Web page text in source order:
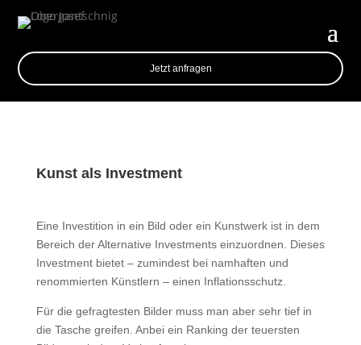
Jetzt anfragen
Kunst als Investment
Eine Investition in ein Bild oder ein Kunstwerk ist in dem
Bereich der Alternative Investments einzuordnen. Dieses
Investment bietet – zumindest bei namhaften und
renommierten Künstlern – einen Inflationsschutz.
Für die gefragtesten Bilder muss man aber sehr tief in
die Tasche greifen. Anbei ein Ranking der teuersten